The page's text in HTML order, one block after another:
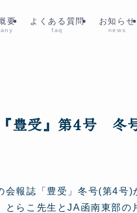
要 よくある質問
faq
お知らせ
news
豊受』第4号 冬
会報誌「豊受」冬号(第4号
とらこ先生とJA函南東部